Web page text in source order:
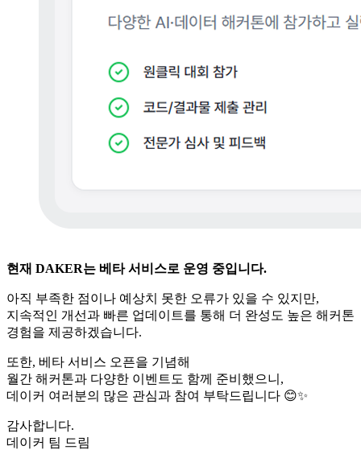
현재 DAKER는 베타 서비스로 운영 중입니다.
아직 부족한 점이나 예상치 못한 오류가 있을 수 있지만,
지속적인 개선과 빠른 업데이트를 통해 더 완성도 높은 해커톤
경험을 제공하겠습니다.
또한, 베타 서비스 오픈을 기념해
월간 해커톤과 다양한 이벤트도 함께 준비했으니,
데이커 여러분의 많은 관심과 참여 부탁드립니다 😊✨
감사합니다.
데이커 팀 드림